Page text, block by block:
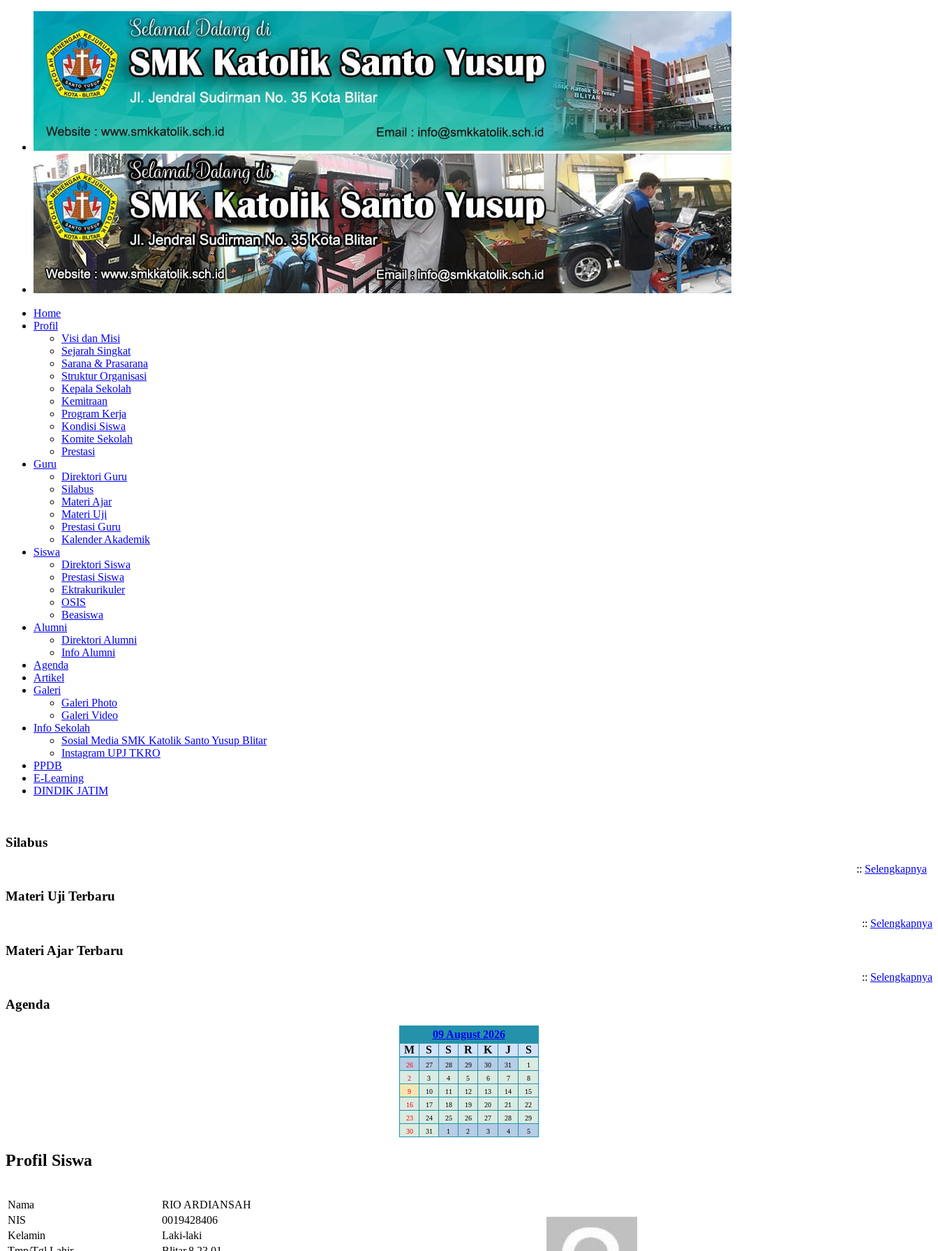
Home
Profil
Visi dan Misi
Sejarah Singkat
Sarana & Prasarana
Struktur Organisasi
Kepala Sekolah
Kemitraan
Program Kerja
Kondisi Siswa
Komite Sekolah
Prestasi
Guru
Direktori Guru
Silabus
Materi Ajar
Materi Uji
Prestasi Guru
Kalender Akademik
Siswa
Direktori Siswa
Prestasi Siswa
Ektrakurikuler
OSIS
Beasiswa
Alumni
Direktori Alumni
Info Alumni
Agenda
Artikel
Galeri
Galeri Photo
Galeri Video
Info Sekolah
Sosial Media SMK Katolik Santo Yusup Blitar
Instagram UPJ TKRO
PPDB
E-Learning
DINDIK JATIM
Silabus
:: Selengkapnya
Materi Uji Terbaru
:: Selengkapnya
Materi Ajar Terbaru
:: Selengkapnya
Agenda
09 August 2026
M
S S R K J S
26 27 28 29 30 31
1
2
3 4 5 6 7
8
9
10 11 12 13 14
15
16
17 18 19 20 21
22
23
24 25 26 27 28
29
30
31 1 2 3 4 5
Profil Siswa
Nama
RIO ARDIANSAH
NIS
0019428406
Kelamin
Laki-laki